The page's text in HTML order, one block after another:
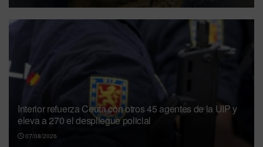
Interior refuerza Ceuta con otros 45 agentes de la UIP y
eleva a 270 el despliegue policial
07/08/2026